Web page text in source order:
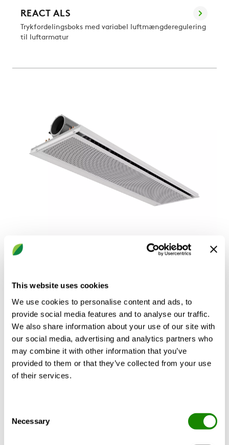
This website uses cookies
We use cookies to personalise content and ads, to
provide social media features and to analyse our traffic.
We also share information about your use of our site with
our social media, advertising and analytics partners who
may combine it with other information that you’ve
provided to them or that they’ve collected from your use
of their services.
Selection
Necessary
REACT ALS
Trykfordelingsboks med variabel luftmængderegulering
til luftarmatur
REACT Pacific